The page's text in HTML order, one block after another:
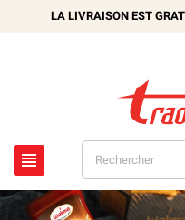
LA LIVRAISON EST
